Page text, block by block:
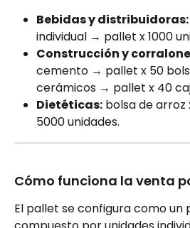
Bebidas y distribuidoras:
individual → pallet x 1000
Construcción y
cemento → pallet x 50
cerámicos → pallet x 40
Dietéticas: bolsa de arroz
5000 unidades.
Cómo funciona la venta
El pallet se configura como